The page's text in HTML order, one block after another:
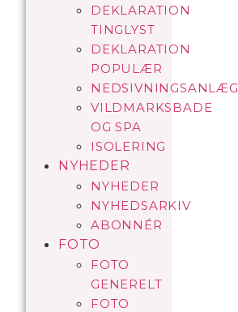
DEKLARATION
TINGLYST
DEKLARATION
POPULÆR
NEDSIVNINGSANLÆG
VILDMARKSBADE
OG SPA
ISOLERING
NYHEDER
NYHEDER
NYHEDSARKIV
ABONNÉR
FOTO
FOTO
GENERELT
FOTO